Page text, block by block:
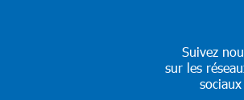
Suivez
sur les